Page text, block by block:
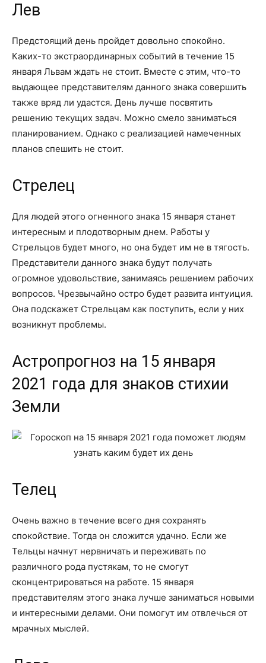
Лев
Предстоящий день пройдет довольно спокойно.
Каких-то экстраординарных событий в течение 15
января Львам ждать не стоит. Вместе с этим, что-то
выдающее представителям данного знака совершить
также вряд ли удастся. День лучше посвятить
решению текущих задач. Можно смело заниматься
планированием. Однако с реализацией намеченных
планов спешить не стоит.
Стрелец
Для людей этого огненного знака 15 января станет
интересным и плодотворным днем. Работы у
Стрельцов будет много, но она будет им не в тягость.
Представители данного знака будут получать
огромное удовольствие, занимаясь решением рабочих
вопросов. Чрезвычайно остро будет развита интуиция.
Она подскажет Стрельцам как поступить, если у них
возникнут проблемы.
Астропрогноз на 15 января
2021 года для знаков стихии
Земли
Телец
Очень важно в течение всего дня сохранять
спокойствие. Тогда он сложится удачно. Если же
Тельцы начнут нервничать и переживать по
различного рода пустякам, то не смогут
сконцентрироваться на работе. 15 января
представителям этого знака лучше заниматься новыми
и интересными делами. Они помогут им отвлечься от
мрачных мыслей.